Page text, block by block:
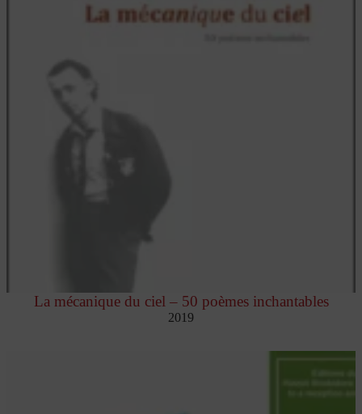
La mécanique du ciel – 50 poèmes inchantables
2019